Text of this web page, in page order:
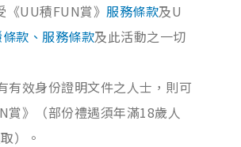
《UU積FUN賞》服務條款及U
款、服務條款及此活動之一切
有效身份證明文件之人士，則可
賞》（部份禮遇須年滿18歲人
）。